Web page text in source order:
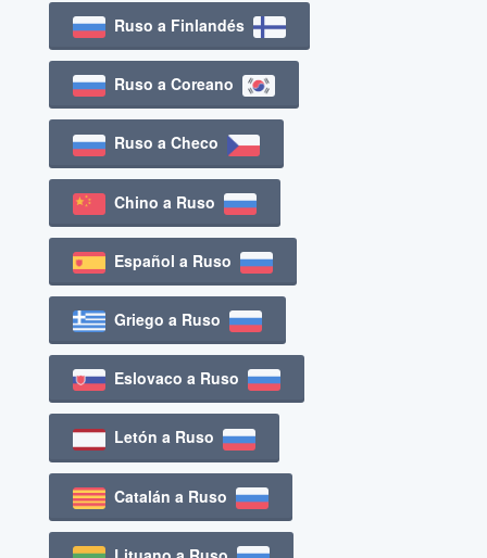
Ruso a Finlandés
Ruso a Coreano
Ruso a Checo
Chino a Ruso
Español a Ruso
Griego a Ruso
Eslovaco a Ruso
Letón a Ruso
Catalán a Ruso